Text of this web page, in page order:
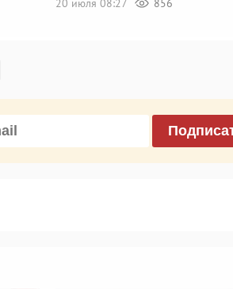
20 июля 08:27 856